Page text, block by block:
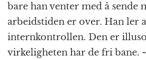
bare han venter med å sende
arbeidstiden er over. Han ler
internkontrollen. Den er
virkeligheten har de fri bane.